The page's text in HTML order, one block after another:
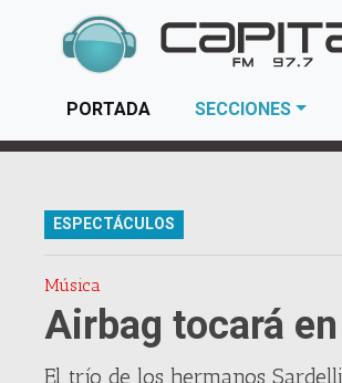
PORTADA(current)SECCIONES
ESPECTÁCULOS
Música
Airbag tocará
El trío de los hermanos